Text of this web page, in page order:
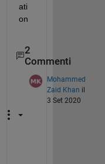
ati
on
2
Commenti
Mohammed
Zaid Khan il
3 Set 2020